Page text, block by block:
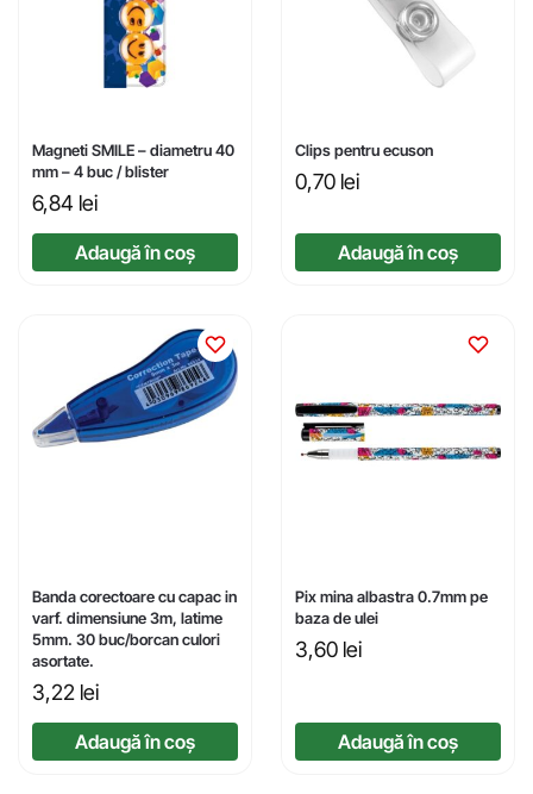
Magneti SMILE – diametru 40
mm – 4 buc / blister
6,84 lei
Adaugă în coș
Clips pentru ecuson
0,70 lei
Adaugă în coș
Banda corectoare cu capac in
varf. dimensiune 3m, latime
5mm. 30 buc/borcan culori
asortate.
3,22 lei
Adaugă în coș
Pix mina albastra 0.7mm pe
baza de ulei
3,60 lei
Adaugă în coș